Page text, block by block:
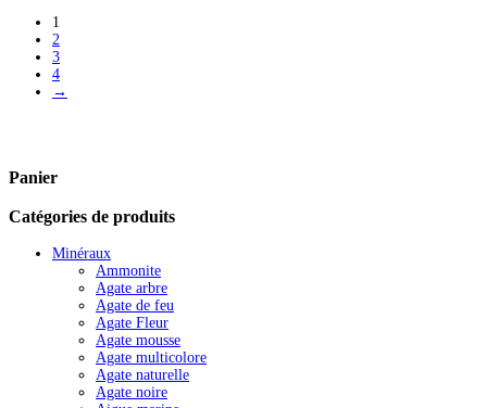
1
2
3
4
→
Panier
Catégories de produits
Minéraux
Ammonite
Agate arbre
Agate de feu
Agate Fleur
Agate mousse
Agate multicolore
Agate naturelle
Agate noire